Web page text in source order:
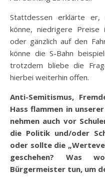
Stattdessen erklärte er,
könne, niedrigere Preise
oder gänzlich auf den
könne die S-Bahn
trotzdem bliebe die
hierbei weiterhin offen.
Anti-Semitismus,
Hass flammen in
nehmen auch vor
die Politik und/oder
oder sollte die
geschehen? Was
Bürgermeister tun, um